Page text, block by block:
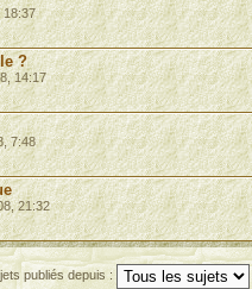
18:37
?
14:17
7:48
21:32
publiés depuis :